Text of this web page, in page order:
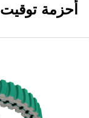
أحزمة توقيت AT10 PU